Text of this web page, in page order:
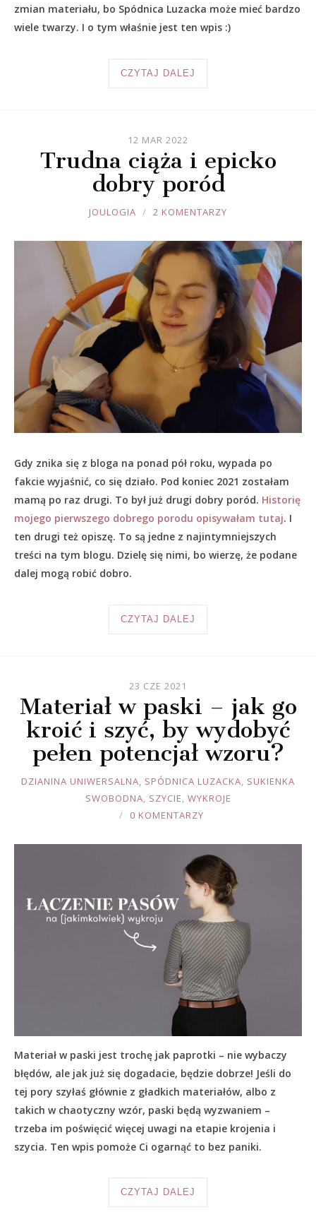
zmian materiału, bo Spódnica Luzacka może mieć bardzo
wiele twarzy. I o tym właśnie jest ten wpis :)
CZYTAJ DALEJ
12 MAR 2022
Trudna ciąża i epicko
dobry poród
JOULE
JOULOGIA 2 KOMENTARZY
Gdy znika się z bloga na ponad pół roku, wypada po
fakcie wyjaśnić, co się działo. Pod koniec 2021 zostałam
mamą po raz drugi. To był już drugi dobry poród. Historię
mojego pierwszego dobrego porodu opisywałam tutaj. I
ten drugi też opiszę. To są jedne z najintymniejszych
treści na tym blogu. Dzielę się nimi, bo wierzę, że podane
dalej mogą robić dobro.
CZYTAJ DALEJ
23 CZE 2021
Materiał w paski – jak go
kroić i szyć, by wydobyć
pełen potencjał wzoru?
JOULE
DZIANINA UNIWERSALNA, SPÓDNICA LUZACKA, SUKIENKA
SWOBODNA, SZYCIE, WYKROJE
0 KOMENTARZY
Materiał w paski jest trochę jak paprotki – nie wybaczy
błędów, ale jak już się dogadacie, będzie dobrze! Jeśli do
tej pory szyłaś głównie z gładkich materiałów, albo z
takich w chaotyczny wzór, paski będą wyzwaniem –
trzeba im poświęcić więcej uwagi na etapie krojenia i
szycia. Ten wpis pomoże Ci ogarnąć to bez paniki.
CZYTAJ DALEJ